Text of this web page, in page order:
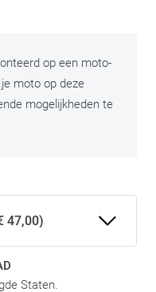
op een moto-
moto op deze
mogelijkheden te
47,00)
Staten.